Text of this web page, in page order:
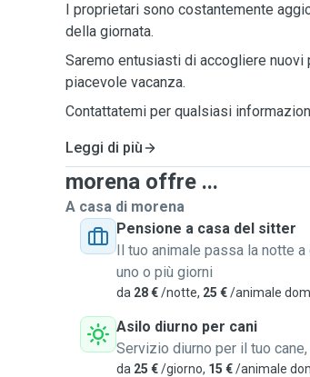
I proprietari sono costantemente
della giornata.
Saremo entusiasti di accogliere
piacevole vacanza.
Contattatemi per qualsiasi
Leggi di più
morena offre ...
A casa di morena
Pensione a casa del sitter
Il tuo animale passa la notte
uno o più giorni
da 28 €/notte, 25 €/animale
Asilo diurno per cani
Servizio diurno per il tuo
da 25 €/giorno, 15 €/animale